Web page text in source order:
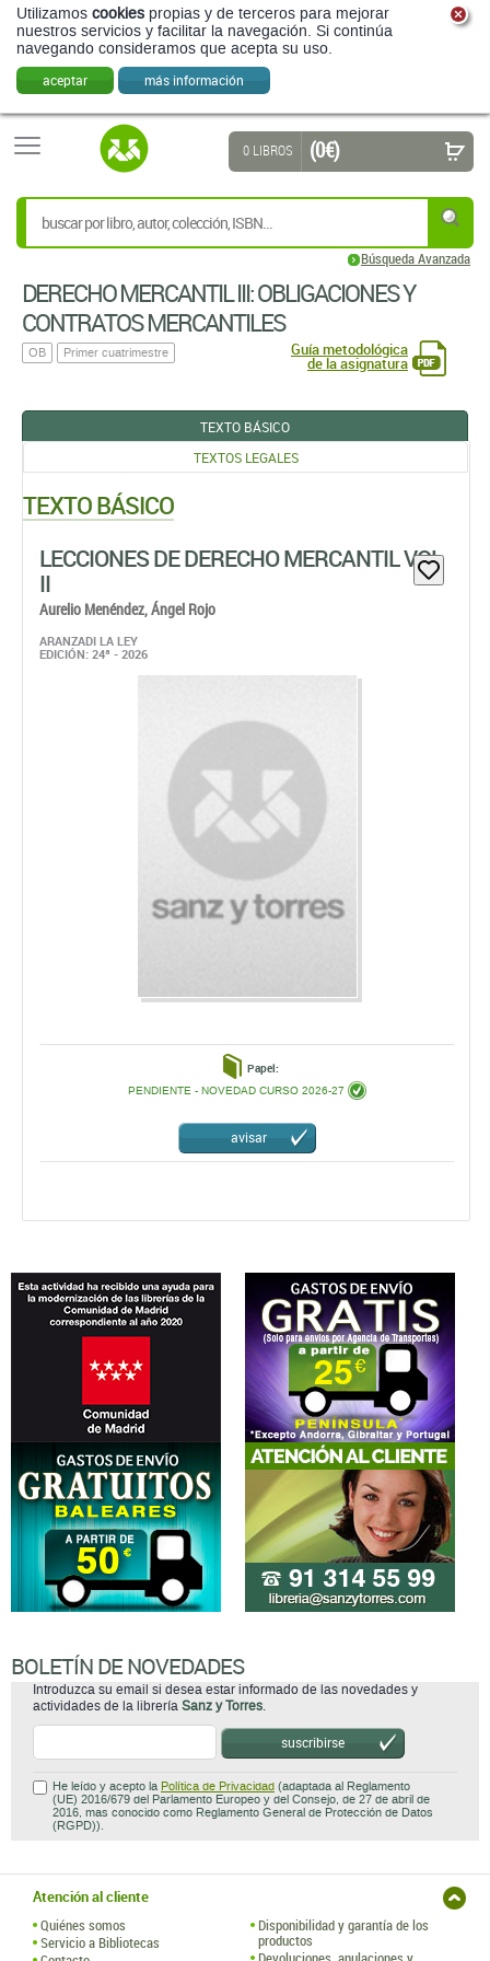
Utilizamos cookies propias y de terceros para mejorar
nuestros servicios y facilitar la navegación. Si continúa
navegando consideramos que acepta su uso.
aceptar más información
Búsqueda Avanzada
0 LIBROS (0 €)
DERECHO MERCANTIL III: OBLIGACIONES Y
CONTRATOS MERCANTILES
OB Primer cuatrimestre Guía metodológica
de la asignatura
TEXTO BÁSICO
TEXTOS LEGALES
TEXTO BÁSICO
LECCIONES DE DERECHO MERCANTIL VOL
II
Aurelio Menéndez,Ángel Rojo
ARANZADI LA LEY
EDICIÓN: 24ª - 2026
Papel:
PENDIENTE - NOVEDAD CURSO 2026-27
avisar
BOLETÍN DE NOVEDADES
Introduzca su email si desea estar informado de las novedades y
actividades de la librería Sanz y Torres.
suscribirse
He leído y acepto la Política de Privacidad (adaptada al Reglamento
(UE) 2016/679 del Parlamento Europeo y del Consejo, de 27 de abril de
2016, mas conocido como Reglamento General de Protección de Datos
(RGPD)).
Atención al cliente
Quiénes somos
Servicio a Bibliotecas
Disponibilidad y garantía de los
productos